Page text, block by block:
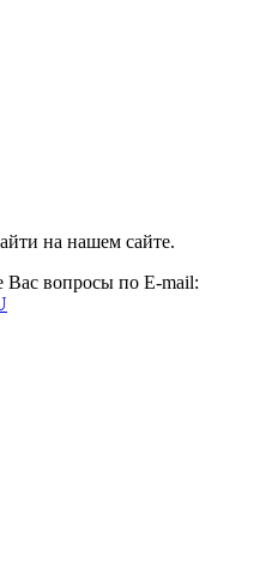
на нашем сайте.
вопросы по E-mail: